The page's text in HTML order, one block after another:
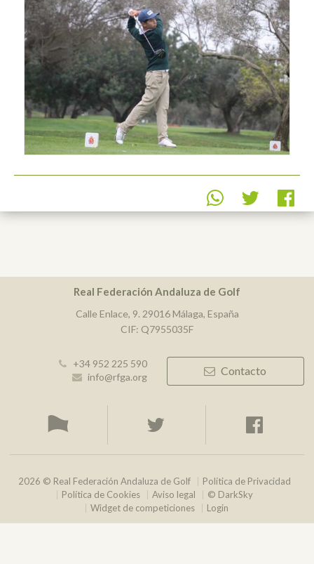
Real Federación Andaluza de Golf
Calle Enlace, 9. 29016 Málaga, España
CIF: Q7955035F
+34 952 225 590
info@rfga.org
Contacto
2026 © Real Federación Andaluza de Golf
Política de Privacidad
Política de Cookies
Aviso legal
© DarkSky
Widget de competiciones
Login